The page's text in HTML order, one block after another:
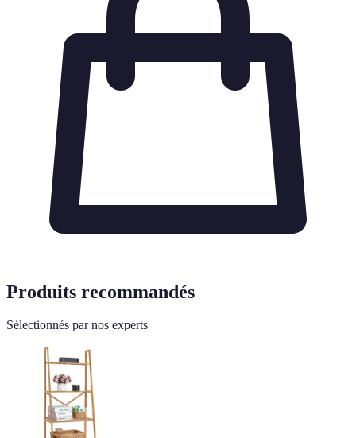
Produits recommandés
Sélectionnés par nos experts